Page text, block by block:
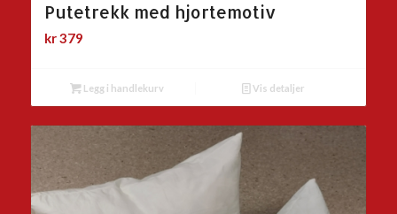
Putetrekk med hjortemotiv
kr379
Legg i handlekurv Vis detaljer